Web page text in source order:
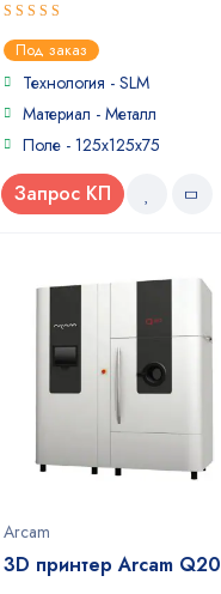
5out of 5
Под заказ
Технология - SLM
Материал - Металл
Поле - 125x125x75
Запрос КП
Arcam
3D принтер Arcam Q20